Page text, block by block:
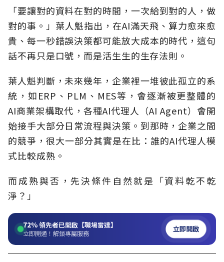
「要讓對的資料在對的時間，一次給到對的人，做
對的事。」葉人魁指出，在AI滿天飛、算力愈來愈
貴、每一秒錯誤決策都可能放大成本的時代，這句
話不再只是口號，而是活生生的生存法則。
葉人魁判斷，未來幾年，企業裡一堆彼此孤立的系
統，如ERP、PLM、MES等，會逐漸被更整體的
AI商業架構取代，各種AI代理人（AI Agent）會開
始接手大部分日常流程與決策。到那時，企業之間
的競爭，很大一部分其實是在比：誰的AI代理人模
式比較成熟。
而成熟與否，先決條件自然就是「資料乾不乾
淨？」
72%領先者已開啟【職場雷達】
立即開通！解鎖專屬服務 立即開啟